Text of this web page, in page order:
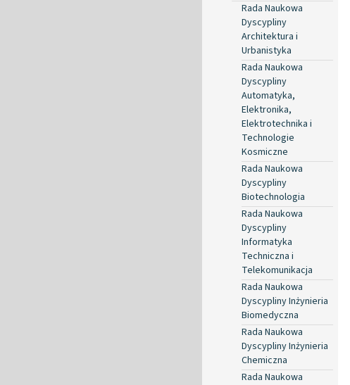
Rada Naukowa
Dyscypliny
Architektura i
Urbanistyka
Rada Naukowa
Dyscypliny
Automatyka,
Elektronika,
Elektrotechnika i
Technologie
Kosmiczne
Rada Naukowa
Dyscypliny
Biotechnologia
Rada Naukowa
Dyscypliny
Informatyka
Techniczna i
Telekomunikacja
Rada Naukowa
Dyscypliny Inżynieria
Biomedyczna
Rada Naukowa
Dyscypliny Inżynieria
Chemiczna
Rada Naukowa